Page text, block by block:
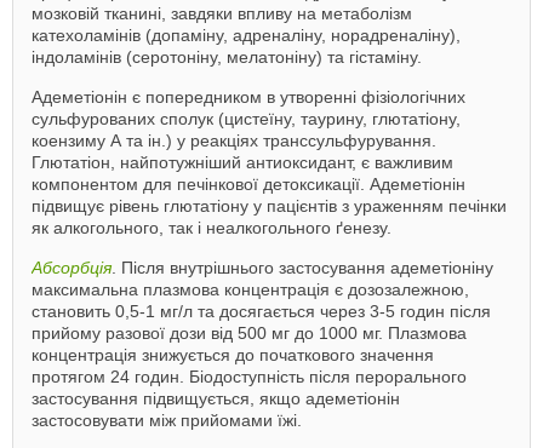
мозковій тканині, завдяки впливу на метаболізм
катехоламінів (допаміну, адреналіну, норадреналіну),
індоламінів (серотоніну, мелатоніну) та гістаміну.
Адеметіонін є попередником в утворенні фізіологічних
сульфурованих сполук (цистеїну, таурину, глютатіону,
коензиму А та ін.) у реакціях транссульфурування.
Глютатіон, найпотужніший антиоксидант, є важливим
компонентом для печінкової детоксикації. Адеметіонін
підвищує рівень глютатіону у пацієнтів з ураженням печінки
як алкогольного, так і неалкогольного ґенезу.
Абсорбція. Після внутрішнього застосування адеметіоніну
максимальна плазмова концентрація є дозозалежною,
становить 0,5-1 мг/л та досягається через 3-5 годин після
прийому разової дози від 500 мг до 1000 мг. Плазмова
концентрація знижується до початкового значення
протягом 24 годин. Біодоступність після перорального
застосування підвищується, якщо адеметіонін
застосовувати між прийомами їжі.